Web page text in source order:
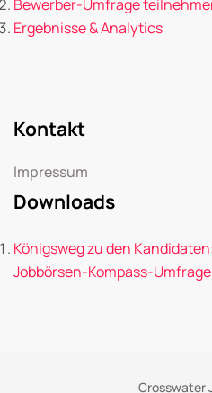
Bewerber-Umfrage
Ergebnisse & Analytics
Kontakt
Impressum
Downloads
Königsweg zu den
Jobbörsen-Kompass-Umfrage
Crosswater